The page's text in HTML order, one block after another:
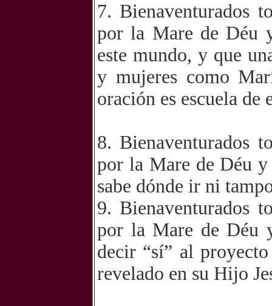
7. Bienaventurados
por la Mare de Déu
este mundo, y que
y mujeres como
oración es escuela de
8. Bienaventurados
por la Mare de Déu y
sabe dónde ir ni
9. Bienaventurados
por la Mare de Déu
decir “sí” al
revelado en su Hijo